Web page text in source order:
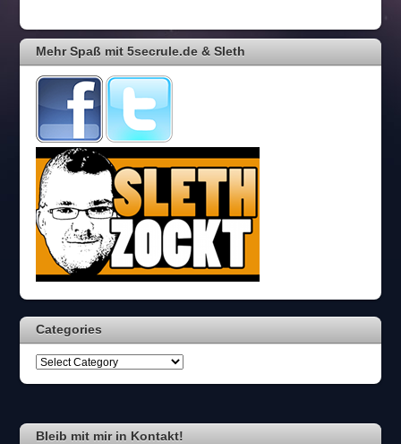
Mehr Spaß mit 5secrule.de & Sleth
Categories
Bleib mit mir in Kontakt!